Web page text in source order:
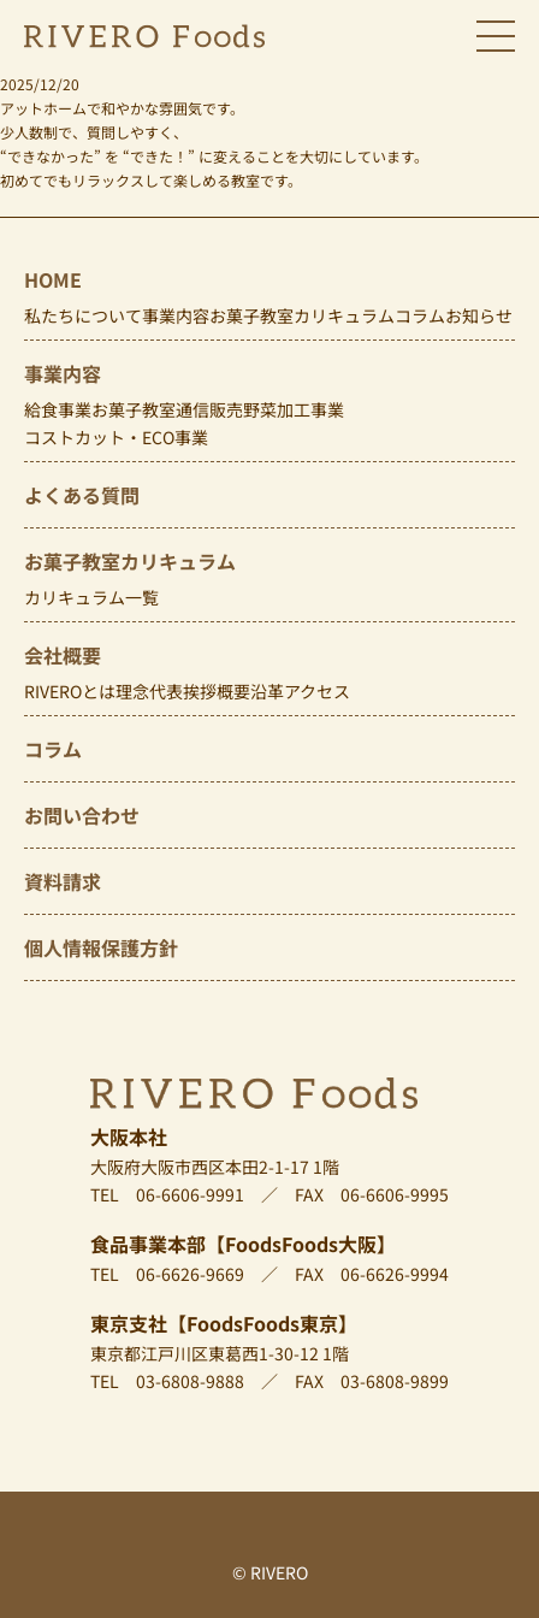
メニ
教室の雰囲気はどんな感じですか？
2025/12/20
アットホームで和やかな雰囲気です。
少人数制で、質問しやすく、
“できなかった” を “できた！” に変えることを大切にしています。
初めてでもリラックスして楽しめる教室です。
HOME
私たちについて事業内容お菓子教室カリキュラムコラムお知らせ
事業内容
給食事業お菓子教室通信販売野菜加工事業
コストカット・ECO事業
よくある質問
お菓子教室カリキュラム
カリキュラム一覧
会社概要
RIVEROとは理念代表挨拶概要沿革アクセス
コラム
お問い合わせ
資料請求
個人情報保護方針
大阪本社
大阪府大阪市西区本田2-1-17 1階
TEL 06-6606-9991 ／ FAX 06-6606-9995
食品事業本部【FoodsFoods大阪】
TEL 06-6626-9669 ／ FAX 06-6626-9994
東京支社【FoodsFoods東京】
東京都江戸川区東葛西1-30-12 1階
TEL 03-6808-9888 ／ FAX 03-6808-9899
© RIVERO